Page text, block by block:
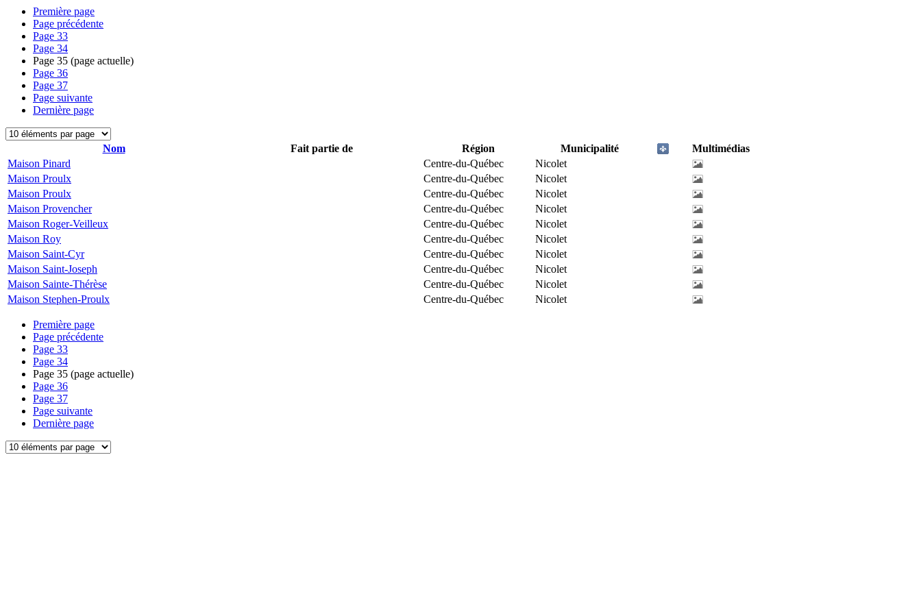
Première page
Page précédente
Page 33
Page 34
Page 35 (page actuelle)
Page 36
Page 37
Page suivante
Dernière page
Nom Fait partie de Région Municipalité
Multimédias
Maison Pinard
Centre-du-Québec
Nicolet
Maison Proulx
Centre-du-Québec
Nicolet
Maison Proulx
Centre-du-Québec
Nicolet
Maison Provencher
Centre-du-Québec
Nicolet
Maison Roger-Veilleux
Centre-du-Québec
Nicolet
Maison Roy
Centre-du-Québec
Nicolet
Maison Saint-Cyr
Centre-du-Québec
Nicolet
Maison Saint-Joseph
Centre-du-Québec
Nicolet
Maison Sainte-Thérèse
Centre-du-Québec
Nicolet
Maison Stephen-Proulx
Centre-du-Québec Nicolet
Première page
Page précédente
Page 33
Page 34
Page 35 (page actuelle)
Page 36
Page 37
Page suivante
Dernière page